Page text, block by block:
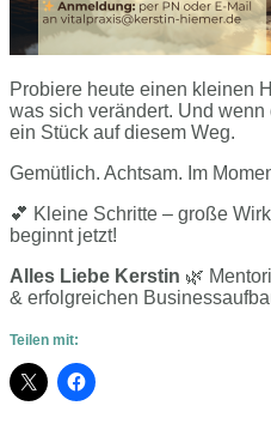
Probiere heute einen kleinen
was sich verändert. Und
ein Stück auf diesem Weg.
Gemütlich. Achtsam. Im
💕 Kleine Schritte – große
beginnt jetzt!
Alles Liebe Kerstin 🌿
& erfolgreichen
Teilen mit: